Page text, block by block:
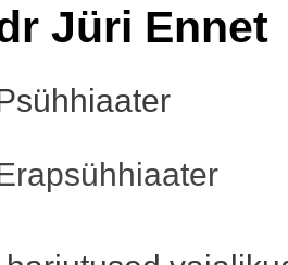
Jüri Ennet